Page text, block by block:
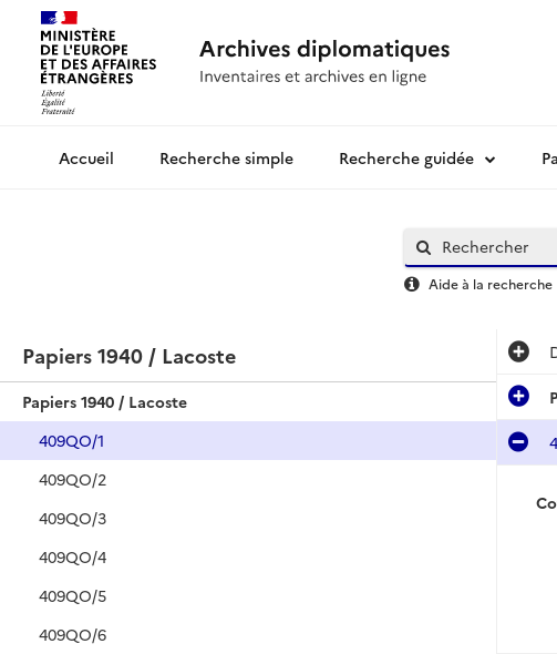
Archives diplomatiquesRecherche simple Recherche guidée
Aide à la recherche
Papiers 1940 / Lacoste
Papiers 1940 / Lacoste
409QO/1
409QO/2
409QO/3
409QO/4
409QO/5
409QO/6